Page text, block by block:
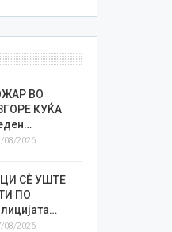
ВО
КУЌА
08/2026
СÈ УШТЕ
ПО
08/2026